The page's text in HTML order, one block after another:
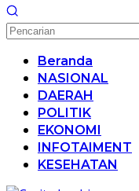
Beranda
NASIONAL
DAERAH
POLITIK
EKONOMI
INFOTAIMENT
KESEHATAN